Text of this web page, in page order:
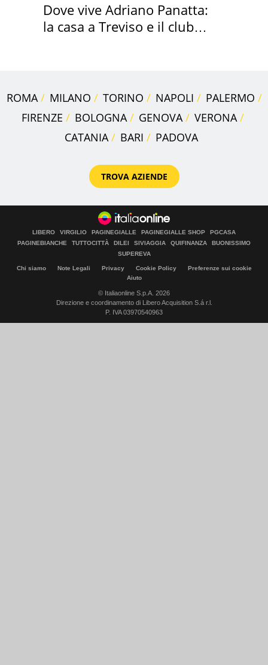
Dove vive Adriano Panatta:
la casa a Treviso e il club
ROMA MILANO TORINO NAPOLI
PALERMO
FIRENZE
BOLOGNA GENOVA
VERONA
CATANIA
BARI PADOVA
TROVA AZIENDE
LIBERO VIRGILIO PAGINEGIALLE PAGINEGIALLE SHOP
PGCASA
PAGINEBIANCHE
TUTTOCITTÀ DILEI SIVIAGGIA QUIFINANZA
BUONISSIMO
SUPEREVA
Chi siamo Note Legali Privacy Cookie Policy
Preferenze sui cookie
Aiuto
© Italiaonline S.p.A. 2026
Direzione e coordinamento di Libero Acquisition S.á r.l.
P. IVA 03970540963